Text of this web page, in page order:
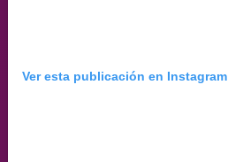
Ver esta publicación en Instagram